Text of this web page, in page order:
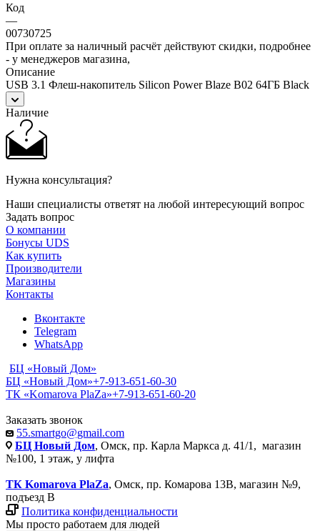
Код
—
00730725
При оплате за наличный расчёт действуют скидки, подробнее
- у менеджеров магазина,
Описание
USB 3.1 Флеш-накопитель Silicon Power Blaze B02 64ГБ Black
Наличие
Нужна консультация?
Наши специалисты ответят на любой интересующий вопрос
Задать вопрос
О компании
Бонусы UDS
Как купить
Производители
Магазины
Контакты
Вконтакте
Telegram
WhatsApp
БЦ «Новый Дом»
БЦ «Новый Дом»+7-913-651-60-30
ТК «Komarova PlaZa»+7-913-651-60-20
Заказать звонок
55.smartgo@gmail.com
БЦ Новый Дом, Омск, пр. Карла Маркса д. 41/1, магазин
№100, 1 этаж, у лифта
ТК Komarova PlaZa, Омск, пр. Комарова 13В, магазин №9,
подъезд В
Политика конфиденциальности
Мы просто работаем для людей